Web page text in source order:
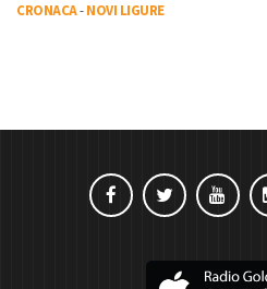
CRONACA-NOVI LIGURE